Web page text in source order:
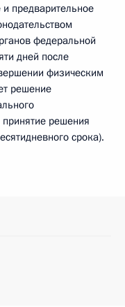
предварительное
федеральной
дней после
физическим
решение
решения
срока).